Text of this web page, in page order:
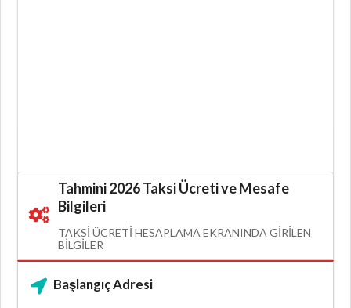
Tahmini 2026 Taksi Ücreti ve Mesafe
Bilgileri
TAKSI ÜCRETI HESAPLAMA EKRANINDA GIRILEN
BILGILER
Başlangıç Adresi